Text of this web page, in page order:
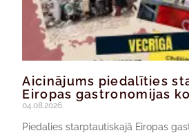
Aicinājums piedalīties
Eiropas gastronomijas
04.08.2026.
Piedalies starptautiskajā Eiropas